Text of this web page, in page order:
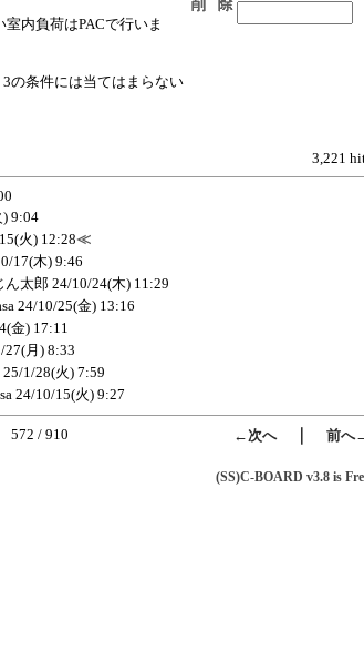
内負荷はPACで行いま
の条件には当てはまらない
3,221
9:04
火) 12:28≪
17(木) 9:46
ん太郎 24/10/24(木) 11:29
24/10/25(金) 13:16
金) 17:11
27(月) 8:33
25/1/28(火) 7:59
24/10/15(火) 9:27
572 / 910 ←次へ｜ 前へ
(SS)C-BOARD v3.8 is